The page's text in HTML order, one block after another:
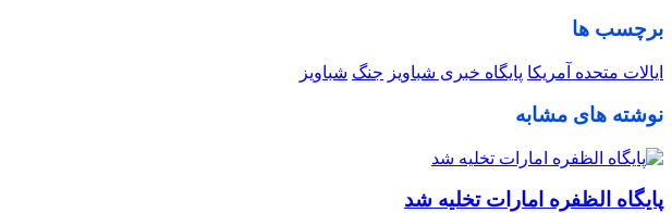
برچسب ها
ایالات متحده آمریکا پایگاه خبری شباویز جنگ شباویز
نوشته های مشابه
پایگاه الظفره امارات تخلیه شد